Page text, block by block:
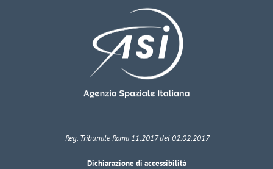
Reg. Tribunale Roma 11.2017 del 02.02.2017
Dichiarazione di accessibilità